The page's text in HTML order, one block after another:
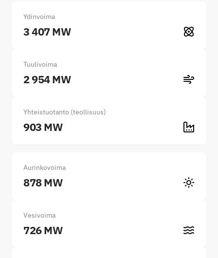
Ydinvoima
3 407 MW
Tuulivoima
2 954 MW
Yhteistuotanto (teollisuus)
903 MW
Aurinkovoima
878 MW
Vesivoima
726 MW